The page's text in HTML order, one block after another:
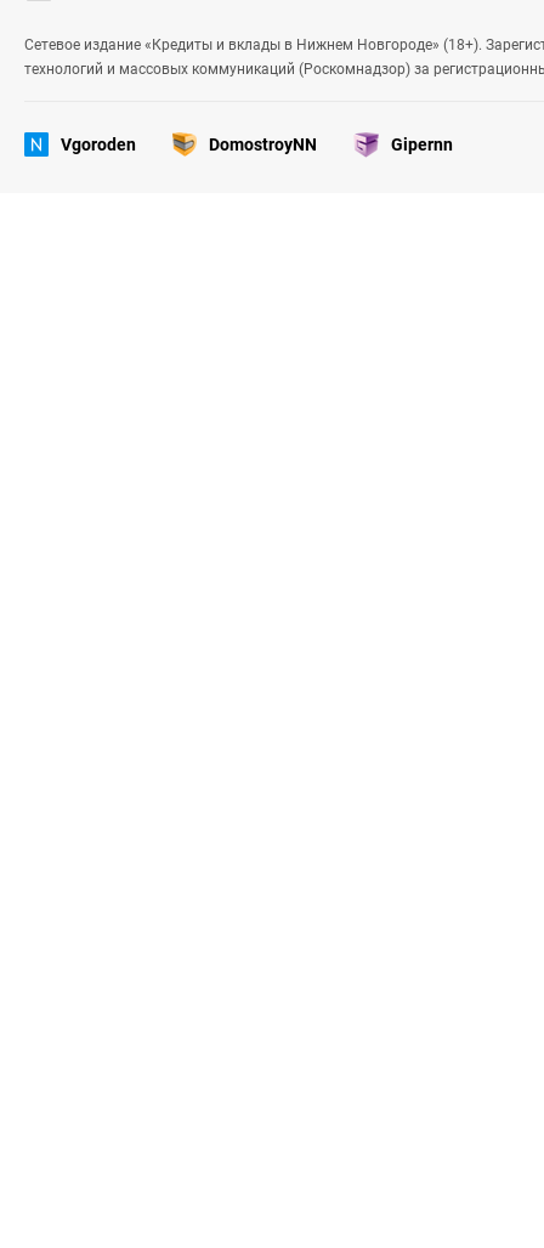
Сетевое издание «Кредиты и вклады в Нижнем Новгороде» (18+).
технологий и массовых коммуникаций (Роскомнадзор) за
Vgoroden DomostroyNN Gipernn